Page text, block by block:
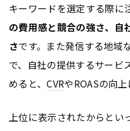
キーワードを選定する際に
の費用感と競合の強さ、自
さです。また発信する地域
で、自社の提供するサービ
めると、CVRやROASの向上
上位に表示されたからとい